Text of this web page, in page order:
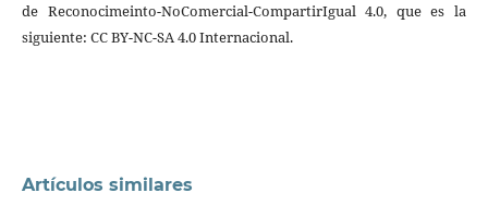
de Reconocimeinto-NoComercial-CompartirIgual 4.0, que es la
siguiente: CC BY-NC-SA 4.0 Internacional.
Artículos similares